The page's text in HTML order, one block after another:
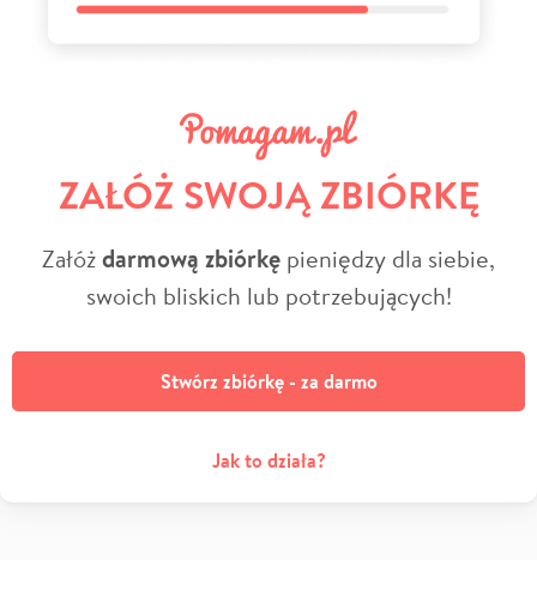
ZAŁÓŻ SWOJĄ ZBIÓRKĘ
Załóżdarmową zbiórkę pieniędzy dla siebie,
swoich bliskich lub potrzebujących!
Stwórz zbiórkę - za darmo
Jak to działa?